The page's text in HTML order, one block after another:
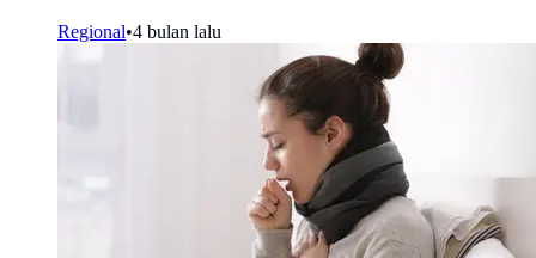
Regional•4 bulan lalu